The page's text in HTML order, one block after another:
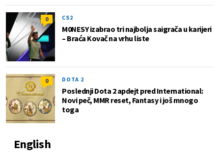
0 CS2
M0NESY izabrao tri najbolja saigrača u karijeri
– Braća Kovač na vrhu liste
0 DOTA 2
Poslednji Dota 2 apdejt pred International:
Novi peč, MMR reset, Fantasy i još mnogo
toga
English